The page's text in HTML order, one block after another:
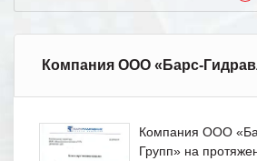
Компания ООО «Барс-
Компания ООО
Групп» на